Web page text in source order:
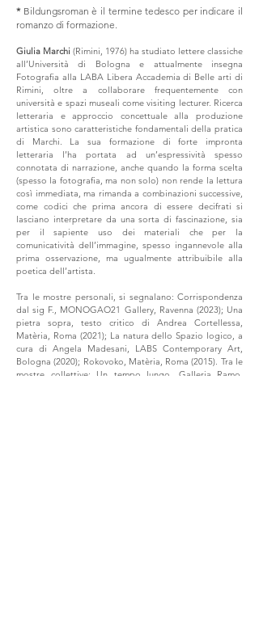
* Bildungsroman è il termine tedesco per indicare il
romanzo di formazione.
Giulia Marchi (Rimini, 1976) ha studiato lettere classiche
all’Università di Bologna e attualmente insegna
Fotografia alla LABA Libera Accademia di Belle arti di
Rimini, oltre a collaborare frequentemente con
università e spazi museali come visiting lecturer. Ricerca
letteraria e approccio concettuale alla produzione
artistica sono caratteristiche fondamentali della pratica
di Marchi. La sua formazione di forte impronta
letteraria l’ha portata ad un’espressività spesso
connotata di narrazione, anche quando la forma scelta
(spesso la fotografia, ma non solo) non rende la lettura
così immediata, ma rimanda a combinazioni successive,
come codici che prima ancora di essere decifrati si
lasciano interpretare da una sorta di fascinazione, sia
per il sapiente uso dei materiali che per la
comunicatività dell’immagine, spesso ingannevole alla
prima osservazione, ma ugualmente attribuibile alla
poetica dell’artista.
Tra le mostre personali, si segnalano: Corrispondenza
dal sig F., MONOGAO21 Gallery, Ravenna (2023); Una
pietra sopra, testo critico di Andrea Cortellessa,
Matèria, Roma (2021); La natura dello Spazio logico, a
cura di Angela Madesani, LABS Contemporary Art,
Bologna (2020); Rokovoko, Matèria, Roma (2015). Tra le
mostre collettive: Un tempo lungo, Galleria Ramo,